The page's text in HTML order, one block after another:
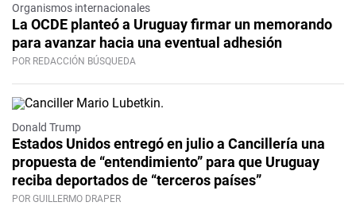
Organismos internacionales
La OCDE planteó a Uruguay firmar un memorando
para avanzar hacia una eventual adhesión
POR REDACCIÓN BÚSQUEDA
Donald Trump
Estados Unidos entregó en julio a Cancillería una
propuesta de “entendimiento” para que Uruguay
reciba deportados de “terceros países”
POR GUILLERMO DRAPER